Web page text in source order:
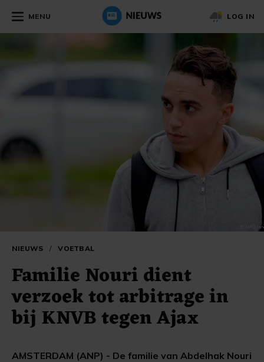
MENU LOG IN
NIEUWS / VOETBAL
Familie Nouri dient
verzoek tot arbitrage in
bij KNVB tegen Ajax
AMSTERDAM (ANP) - De familie van Abdelhak Nouri